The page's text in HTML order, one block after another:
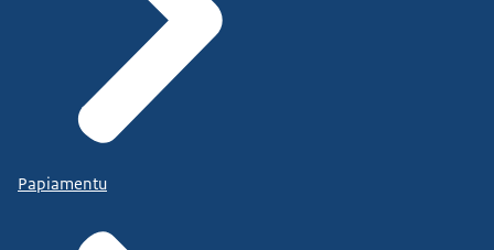
Papiamentu